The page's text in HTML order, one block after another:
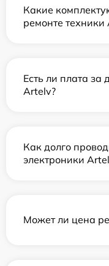
Какие
ремонте техники
Есть ли плата за
Artelv?
Как долго
электроники
Может ли цена